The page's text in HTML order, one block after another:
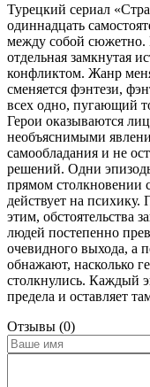
Турецкий сериал
одиннадцать
между собой сюжетно.
отдельная замкнутая
конфликтом. Жанр
сменяется фэнтези,
всех одно, пугающий
Герои оказываются
необъяснимыми
самообладания и не
решений. Одни
прямом столкновении
действует на
этим, обстоятельства
людей постепенно
очевидного выхода, а
обнажают, насколько
столкнулись. Каждый
предела и оставляет
Отзывы (0)